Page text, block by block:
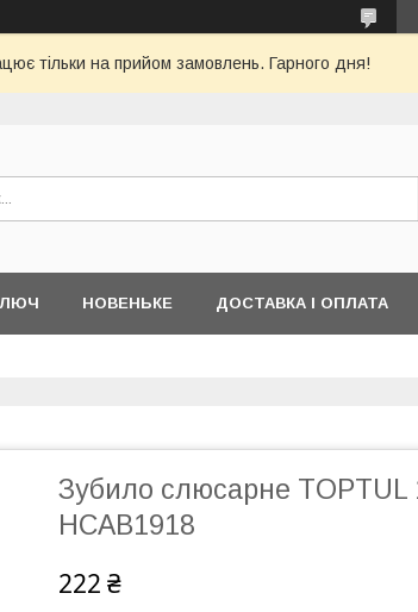
тільки на прийом замовлень. Гарного дня!
НОВЕНЬКЕ ДОСТАВКА І ОПЛАТА
Зубило слюсарне TOPTUL
HCAB1918
222 ₴